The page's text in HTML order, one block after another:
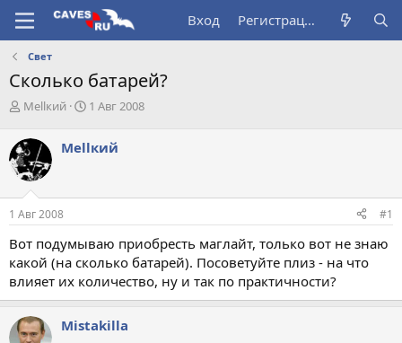
Вход Регистрация
Свет
Сколько батарей?
А
т
о
р
т
е
м
Меllкий
Д
а
ч
а
1 Авг 2008
Меllкий
1 Авг 2008 #1
Вот подумываю приобресть маглайт, только вот не знаю
какой (на сколько батарей). Посоветуйте плиз - на что
влияет их количество, ну и так по практичности?
Mistakilla